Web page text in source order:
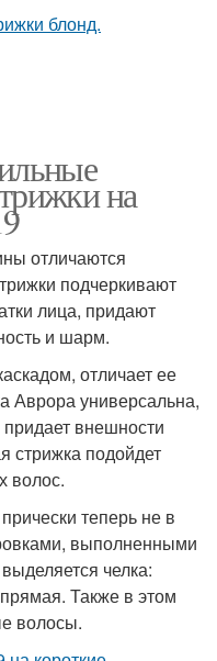
на
отличаются
подчеркивают
лица, придают
и шарм.
отличает ее
Аврора универсальна,
внешности
стрижка подойдет
волос.
теперь не в
выполненными
челка:
Также в этом
волосы.